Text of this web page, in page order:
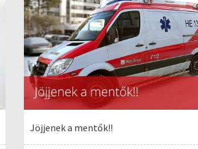
Jöjjenek a mentők!!